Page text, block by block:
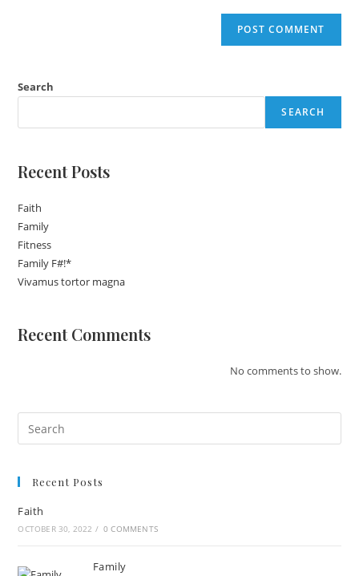
Search
SEARCH
Recent Posts
Faith
Family
Fitness
Family F#!*
Vivamus tortor magna
Recent Comments
No comments to show.
Recent Posts
Faith
OCTOBER 30, 2022 / 0 COMMENTS
Family